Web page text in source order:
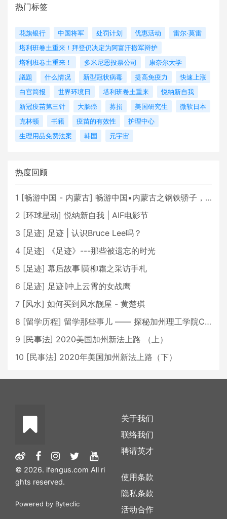
热门标签
花旗银行 中国将军 处罚计划 优惠活动
雷尔·莫雷
塔利班卷土重来！拜登仍决定为阿富汗撤军辩护
塔利班卷土重来！
多米尼恩投票公司
康奈尔大学
議題
什么情况 新型冠状病毒 提高免疫力
快速上涨
白宫简报
世界环境日 塔利班卷土重来
悦纳新自我
新冠疫苗第三针
大肠癌 募捐 美国研究生
微软日本
克林顿
书籍 疫苗的有效性
护理中心
生理用品免费法案
韩国 元宇宙
热度回顾
1 [畅游中国 - 内蒙古] 畅游中国•内蒙古之钢铁骄子，魅力包头
2 [环球星动] 悦纳新自我 | AIF电影节
3 [足迹] 足迹 | 认识Bruce Lee吗？
4 [足迹]
《足迹》---那些被遗忘的时光
5 [足迹] 幕后故事∣黄柳霜之采访手札
6 [足迹] 足迹∣冲上云霄的女战鹰
7 [风水] 如何买到风水靓屋 - 黄楚琪
8 [留学历程] 留学那些事儿 —— 探秘加州理工学院Caltech博士生活 [上集]
9 [民事法] 2020美国加州新法上路 （上）
10 [民事法] 2020年美国加州新法上路（下）
© 2026. ifengus.com All ri
ghts reserved.
Powered by Byteclic
关于我们
联络我们
聘请英才
使用条款
隐私条款
活动合作